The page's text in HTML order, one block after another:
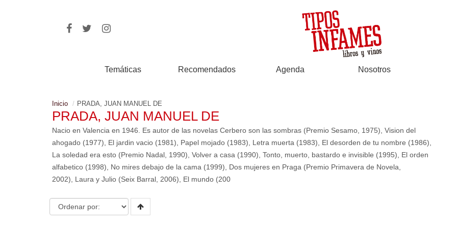
Temáticas Recomendados Agenda Nosotros
Inicio PRADA, JUAN MANUEL DE
PRADA, JUAN MANUEL DE
Nacio en Valencia en 1946. Es autor de las novelas Cerbero son las sombras (Premio Sesamo, 1975), Vision del
ahogado (1977), El jardin vacio (1981), Papel mojado (1983), Letra muerta (1983), El desorden de tu nombre (1986),
La soledad era esto (Premio Nadal, 1990), Volver a casa (1990), Tonto, muerto, bastardo e invisible (1995), El orden
alfabetico (1998), No mires debajo de la cama (1999), Dos mujeres en Praga (Premio Primavera de Novela,
2002), Laura y Julio (Seix Barral, 2006), El mundo (200